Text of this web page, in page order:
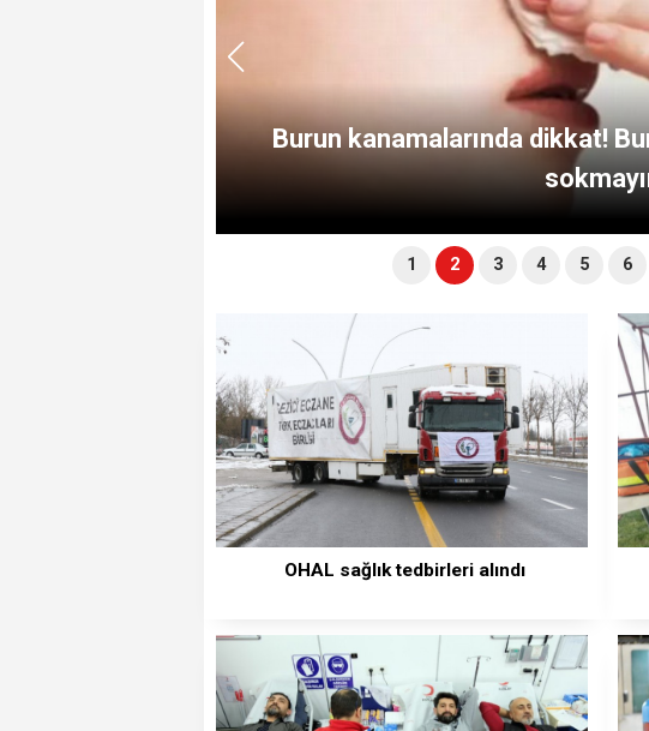
Rahim ağzı
1 2 3 4 5 6
OHAL sağlık tedbirleri alındı